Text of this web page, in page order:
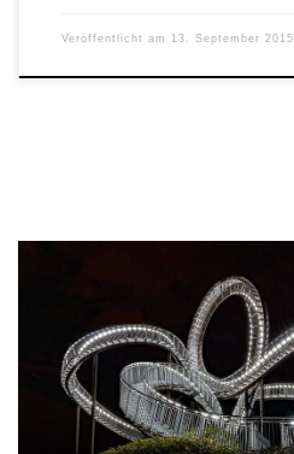
Veröffentlicht am 13. September 2015